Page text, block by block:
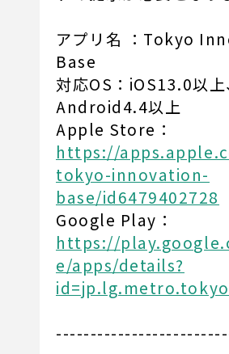
アプリ名 ：Tokyo
Base
対応OS：iOS13.0以上
Android4.4以上
Apple Store：
https://
tokyo-innovation-
base/id6479402728
Google Play：
https://
e/apps/details?